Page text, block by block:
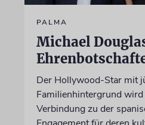
PALMA
Michael
Der Hollywood-Star mit
Familienhintergrund wird
Verbindung zu der